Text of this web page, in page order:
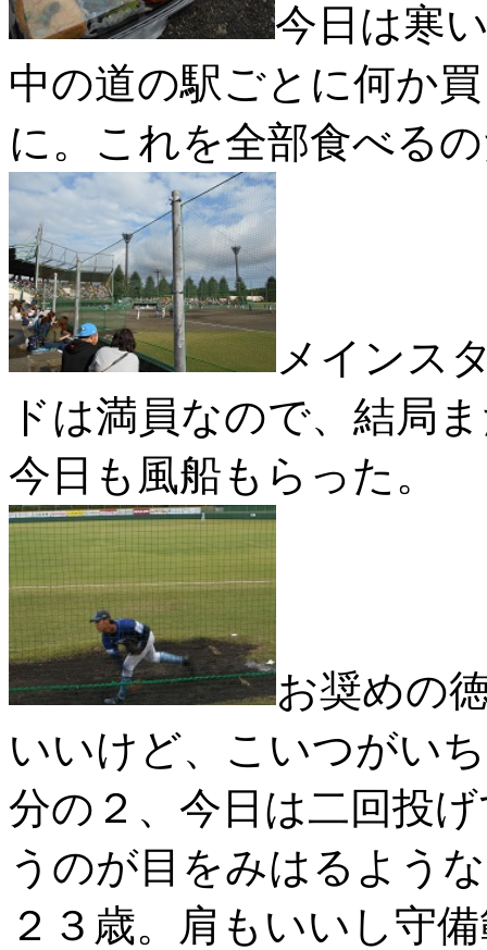
今日は寒
中の道の駅ごとに何か
に。これを全部食べる
メインス
ドは満員なので、結局
今日も風船もらった。
お奨めの
いいけど、こいつがい
分の２、今日は二回投
うのが目をみはるよう
２３歳。肩もいいし守